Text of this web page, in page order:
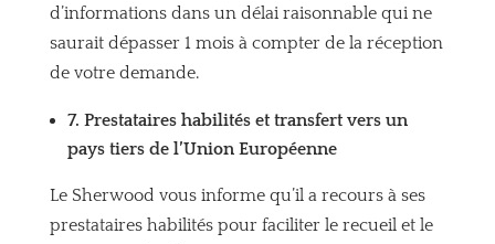
d’informations dans un délai raisonnable qui ne
saurait dépasser 1 mois à compter de la réception
de votre demande.
7. Prestataires habilités et transfert vers un
pays tiers de l’Union Européenne
Le Sherwood vous informe qu’il a recours à ses
prestataires habilités pour faciliter le recueil et le